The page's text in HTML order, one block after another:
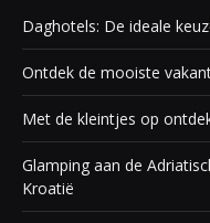
Daghotels: De ideale
Ontdek de mooiste
Met de kleintjes op
Glamping aan de
Kroatië